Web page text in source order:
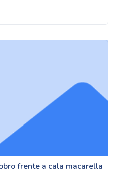
frente a cala macarella